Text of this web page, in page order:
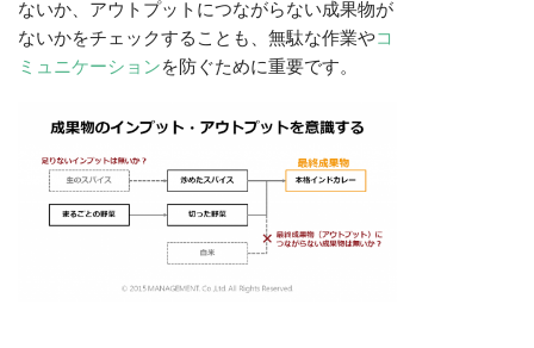
ないか、アウトプットにつながらない成果物が
ないかをチェックすることも、無駄な作業やコ
ミュニケーションを防ぐために重要です。